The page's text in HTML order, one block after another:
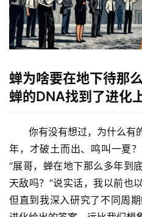
蝉为啥要在地下待那
蝉的DNA找到了进化
你有没有想过，为什么有
年，才破土而出、鸣叫一夏
“展哥，蝉在地下那么多年到
天敌吗？”说实话，我以前也
但直到我深入研究了 不同周